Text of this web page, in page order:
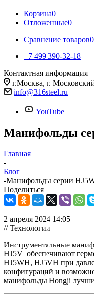
Корзина0
Отложенные0
Сравнение товаров0
+7 499 390-32-18
Контактная информация
г.Москва, г.
info@316steel.ru
YouTube
Манифольды
Главная
-
Блог
-Манифольды серии
Поделиться
2 апреля 2024 14:05
// Технологии
Инструментальные
HJ5V обеспечивают
HJ5WH, HJ5VH при
конфигураций и
манифольды Hongji